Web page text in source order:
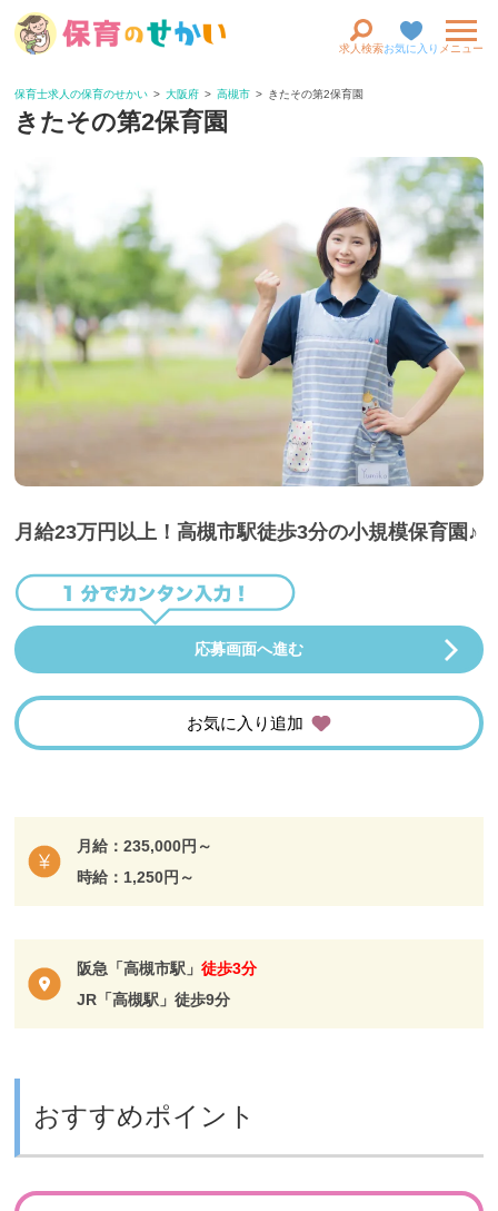
求人検索お気に入り メニュー
保育士求人の保育のせかい 大阪府 高槻市 きたその第2保育園
きたその第2保育園
月給23万円以上！高槻市駅徒歩3分の小規模保育園♪
応募画面へ進む
お気に入り追加
月給：235,000円～
時給：1,250円～
阪急「高槻市駅」徒歩3分
JR「高槻駅」徒歩9分
おすすめポイント